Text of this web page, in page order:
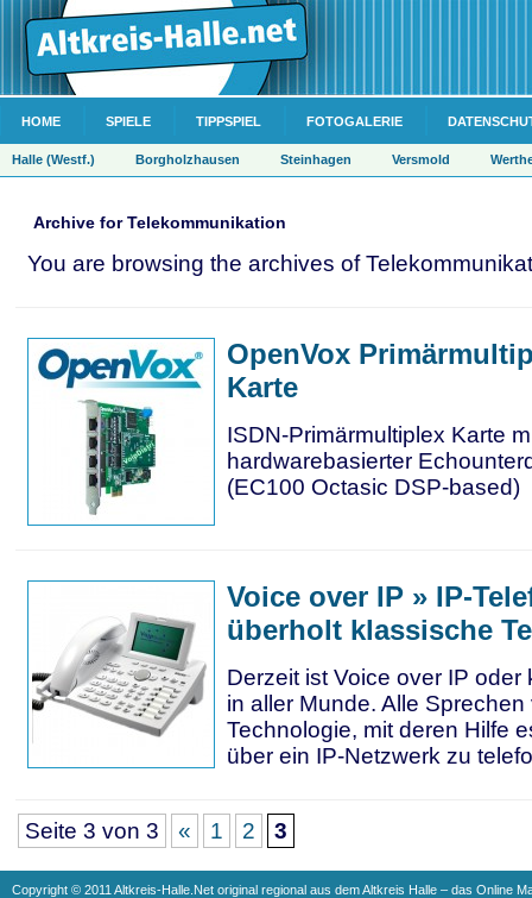
HOME SPIELE TIPPSPIEL FOTOGALERIE
Halle (Westf.) Borgholzhausen Steinhagen Versmold
Archive for Telekommunikation
You are browsing the archives of
OpenVox
Karte
ISDN-Primärmultiplex Karte
hardwarebasierter
(EC100 Octasic DSP-based)
Voice over IP » IP-
überholt klassische
Derzeit ist Voice over IP oder
in aller Munde. Alle
Technologie, mit deren Hilfe
über ein IP-Netzwerk zu
Seite 3 von 3 « 1 2 3
Copyright © 2011 Altkreis-Halle.Net original regional aus dem Altkreis Halle – das Online